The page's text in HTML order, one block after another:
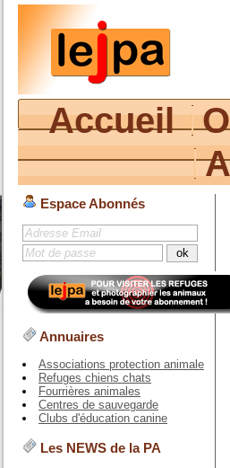
Accueil
Espace Abonnés
Annuaires
Associations protection animale
Refuges chiens chats
Fourrières animales
Centres de sauvegarde
Clubs d'éducation canine
Les NEWS de la PA